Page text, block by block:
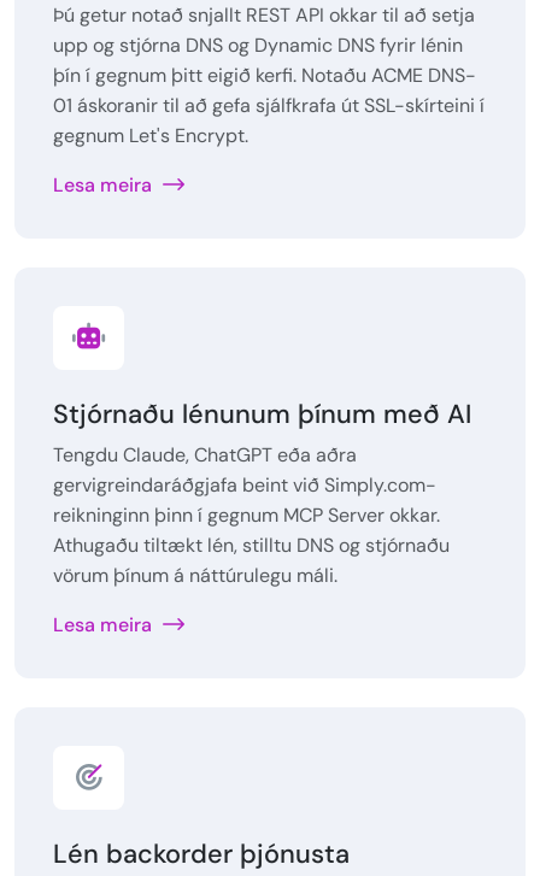
Þú getur notað snjallt REST API okkar til að setja
upp og stjórna DNS og Dynamic DNS fyrir lénin
þín í gegnum þitt eigið kerfi. Notaðu ACME DNS-
01 áskoranir til að gefa sjálfkrafa út SSL-skírteini í
gegnum Let's Encrypt.
Lesa meira
Stjórnaðu lénunum þínum með AI
Tengdu Claude, ChatGPT eða aðra
gervigreindaráðgjafa beint við Simply.com-
reikninginn þinn í gegnum MCP Server okkar.
Athugaðu tiltækt lén, stilltu DNS og stjórnaðu
vörum þínum á náttúrulegu máli.
Lesa meira
Lén backorder þjónusta